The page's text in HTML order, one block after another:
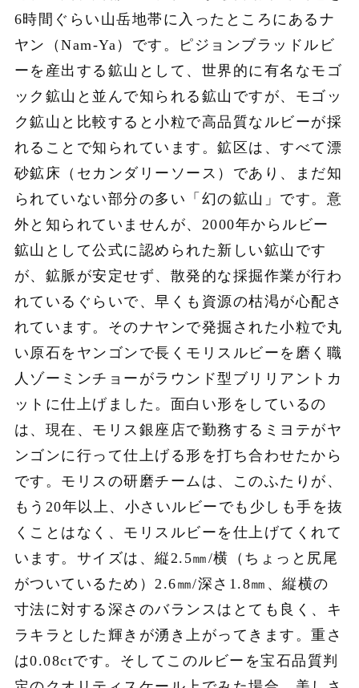
6時間ぐらい山岳地帯に入ったところにあるナ
ヤン（Nam-Ya）です。ピジョンブラッドルビ
ーを産出する鉱山として、世界的に有名なモゴ
ック鉱山と並んで知られる鉱山ですが、モゴッ
ク鉱山と比較すると小粒で高品質なルビーが採
れることで知られています。鉱区は、すべて漂
砂鉱床（セカンダリーソース）であり、まだ知
られていない部分の多い「幻の鉱山」です。意
外と知られていませんが、2000年からルビー
鉱山として公式に認められた新しい鉱山です
が、鉱脈が安定せず、散発的な採掘作業が行わ
れているぐらいで、早くも資源の枯渇が心配さ
れています。そのナヤンで発掘された小粒で丸
い原石をヤンゴンで長くモリスルビーを磨く職
人ゾーミンチョーがラウンド型ブリリアントカ
ットに仕上げました。面白い形をしているの
は、現在、モリス銀座店で勤務するミヨテがヤ
ンゴンに行って仕上げる形を打ち合わせたから
です。モリスの研磨チームは、このふたりが、
もう20年以上、小さいルビーでも少しも手を抜
くことはなく、モリスルビーを仕上げてくれて
います。サイズは、縦2.5㎜/横（ちょっと尻尾
がついているため）2.6㎜/深さ1.8㎜、縦横の
寸法に対する深さのバランスはとても良く、キ
ラキラとした輝きが湧き上がってきます。重さ
は0.08ctです。そしてこのルビーを宝石品質判